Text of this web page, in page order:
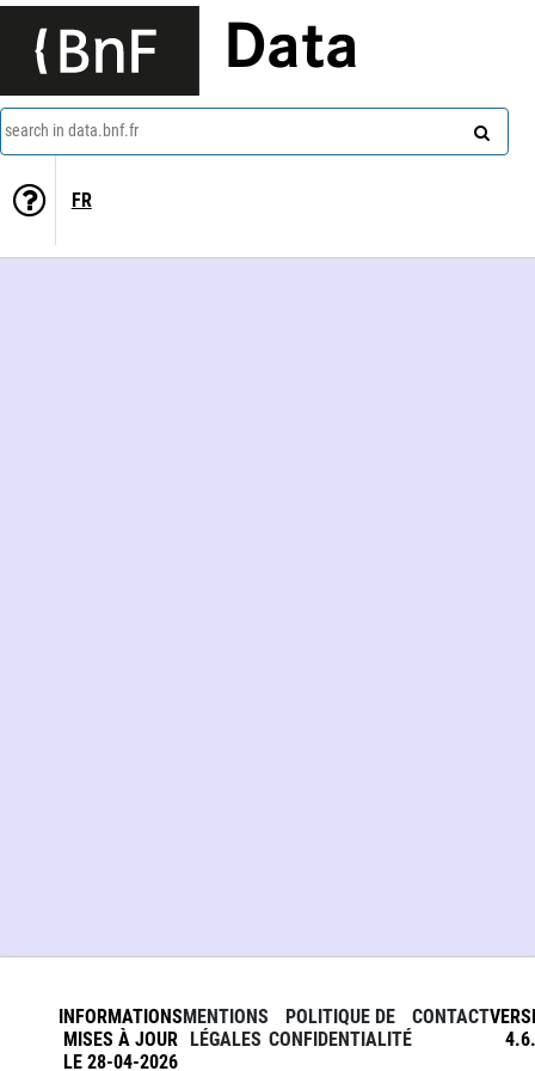
Data
search in data.bnf.fr
FR
INFORMATIONS
MISES À JOUR
LE 28-04-2026
MENTIONS
LÉGALES
POLITIQUE DE
CONFIDENTIALITÉ
CONTACT